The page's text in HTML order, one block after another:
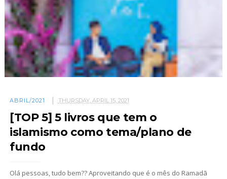
ABRIL/2021 THURSDAY, APRIL 15, 2021
[TOP 5] 5 livros que tem o
islamismo como tema/plano de
fundo
Olá pessoas, tudo bem?? Aproveitando que é o mês do Ramadã